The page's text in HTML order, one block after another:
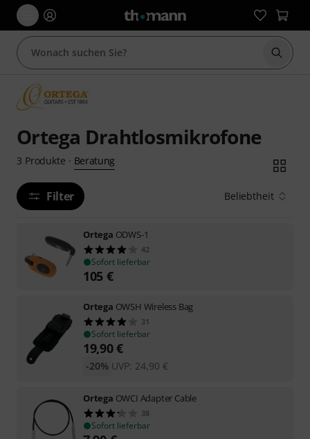
Suche
Ortega Drahtlosmikrofone
3 Produkte · Beratung
Filter Beliebtheit
Ortega ODWS-1
42
Sofort lieferbar
105 €
Ortega OWSH Wireless Bag
31
Sofort lieferbar
19,90€
UVP: 24,90 €
-20%
Ortega OWCI Adapter Cable
38
Sofort lieferbar